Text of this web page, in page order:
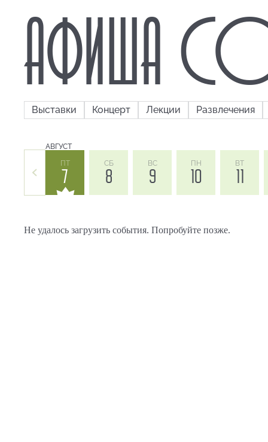
АФИША
Выставки Концерт Лекции Развлечения
АВГУСТ
ПТ
7
СБ
8
ВС
9
ПН
10
ВТ
11
Не удалось загрузить события. Попробуйте позже.